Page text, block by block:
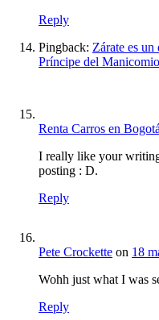
Reply
Pingback: Zárate es
Príncipe del Manicomio
Renta Carros en Bogotá
I really like your
posting : D.
Reply
Pete Crockette on 18
Wohh just what I was
Reply